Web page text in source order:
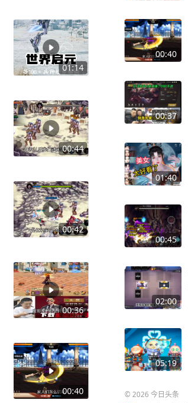
01:14
00:44
00:42
00:36
00:40
00:40
00:37
01:40
00:45
02:00
05:19
©2026今日头条